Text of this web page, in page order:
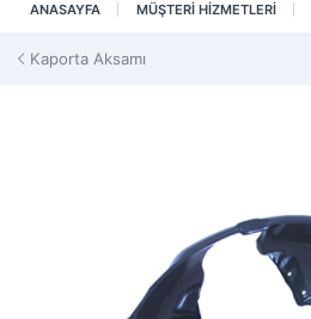
ANASAYFA MÜŞTERİ HİZMETLERİ
Kaporta Aksamı